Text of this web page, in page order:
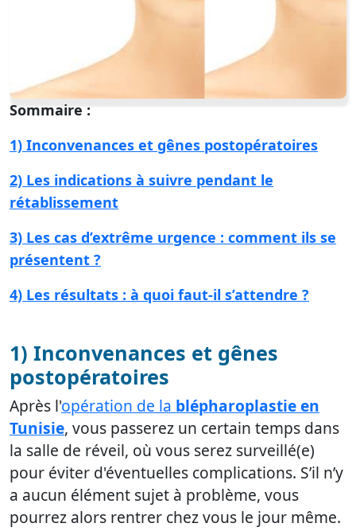
Sommaire :
1) Inconvenances et gênes postopératoires
2) Les indications à suivre pendant le
rétablissement
3) Les cas d’extrême urgence : comment ils se
présentent ?
4) Les résultats : à quoi faut-il s’attendre ?
1) Inconvenances et gênes
postopératoires
Après l'opération de la blépharoplastie en
Tunisie, vous passerez un certain temps dans
la salle de réveil, où vous serez surveillé(e)
pour éviter d'éventuelles complications. S’il n’y
a aucun élément sujet à problème, vous
pourrez alors rentrer chez vous le jour même.